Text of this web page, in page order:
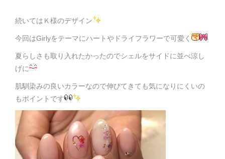
続いてはＫ様のデザイン
今回はGirlyをテーマにハートやドライフラワーで可愛く
夏らしさも取り入れたかったのでシェルをサイドに並べ涼し
げに
肌馴染みの良いカラーなので伸びてきても気になりにくいの
もポイントです